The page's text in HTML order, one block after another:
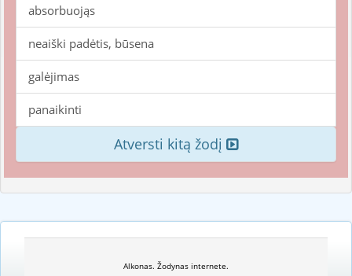
absorbuojąs
neaiški padėtis, būsena
galėjimas
panaikinti
Atversti kitą žodį
Alkonas. Žodynas internete.